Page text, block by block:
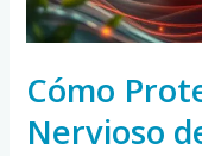
Cómo
Nervioso